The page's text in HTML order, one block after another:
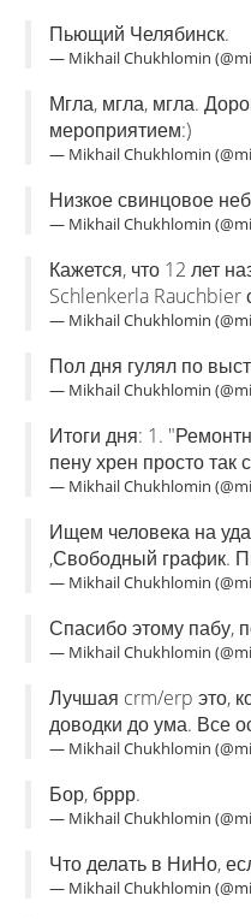
Пьющий Челябинск.
— Mikhail Chukhlomin
Мгла, мгла, мгла.
мероприятием:)
— Mikhail Chukhlomin
Низкое свинцовое
— Mikhail Chukhlomin
Кажется, что 12 лет
Schlenkerla Rauchbier
— Mikhail Chukhlomin
Пол дня гулял по
— Mikhail Chukhlomin
Итоги дня: 1.
пену хрен просто так
— Mikhail Chukhlomin
Ищем человека на
,Свободный график.
— Mikhail Chukhlomin
Спасибо этому пабу,
— Mikhail Chukhlomin
Лучшая crm/erp это,
доводки до ума. Все
— Mikhail Chukhlomin
Бор, бррр.
— Mikhail Chukhlomin
Что делать в НиНо,
— Mikhail Chukhlomin